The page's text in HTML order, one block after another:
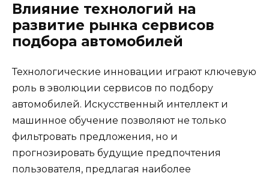
Влияние технологий на
развитие рынка сервисов
подбора автомобилей
Технологические инновации играют ключевую
роль в эволюции сервисов по подбору
автомобилей. Искусственный интеллект и
машинное обучение позволяют не только
фильтровать предложения, но и
прогнозировать будущие предпочтения
пользователя, предлагая наиболее